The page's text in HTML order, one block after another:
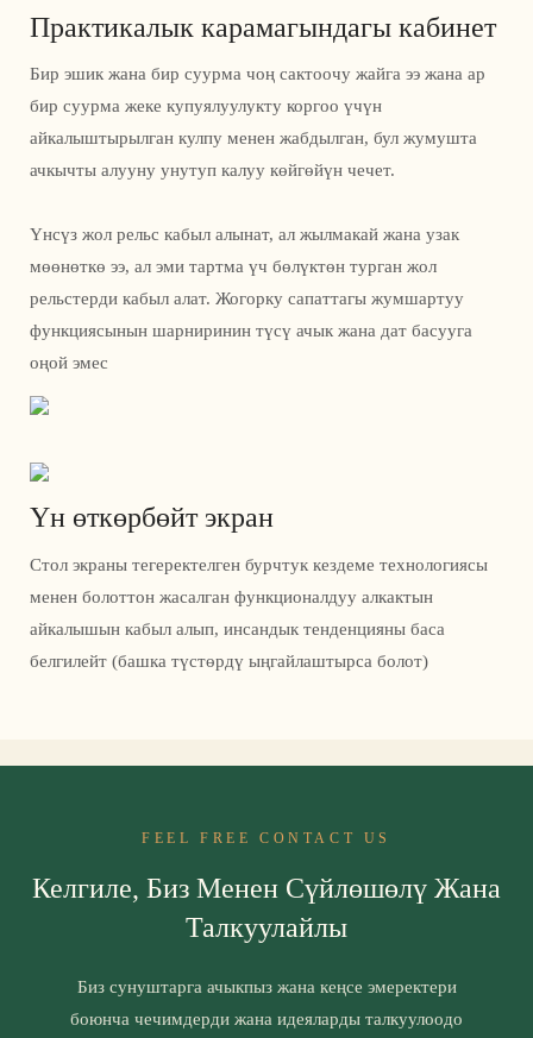
Практикалык карамагындагы кабинет
Бир эшик жана бир суурма чоң сактоочу жайга ээ жана ар
бир суурма жеке купуялуулукту коргоо үчүн
айкалыштырылган кулпу менен жабдылган, бул жумушта
ачкычты алууну унутуп калуу көйгөйүн чечет.
Үнсүз жол рельс кабыл алынат, ал жылмакай жана узак
мөөнөткө ээ, ал эми тартма үч бөлүктөн турган жол
рельстерди кабыл алат. Жогорку сапаттагы жумшартуу
функциясынын шарниринин түсү ачык жана дат басууга
оңой эмес
Үн өткөрбөйт экран
Стол экраны тегеректелген бурчтук кездеме технологиясы
менен болоттон жасалган функционалдуу алкактын
айкалышын кабыл алып, инсандык тенденцияны баса
белгилейт (башка түстөрдү ыңгайлаштырса болот)
FEEL FREE CONTACT US
Келгиле, Биз Менен Сүйлөшөлү Жана
Талкуулайлы
Биз сунуштарга ачыкпыз жана кеңсе эмеректери
боюнча чечимдерди жана идеяларды талкуулоодо